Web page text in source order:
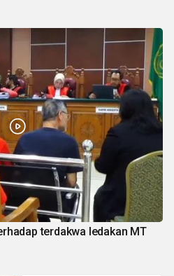
terdakwa ledakan MT